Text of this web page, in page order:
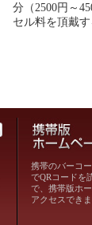
分（2500円～
セル料を頂戴す
携帯のバーコ
でQRコードを
で、携帯版ホ
アクセスできま